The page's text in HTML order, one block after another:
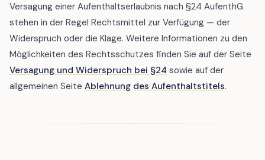
Versagung einer Aufenthaltserlaubnis nach §24 AufenthG
stehen in der Regel Rechtsmittel zur Verfügung — der
Widerspruch oder die Klage. Weitere Informationen zu den
Möglichkeiten des Rechtsschutzes finden Sie auf der Seite
Versagung und Widerspruch bei §24 sowie auf der
allgemeinen Seite Ablehnung des Aufenthaltstitels.